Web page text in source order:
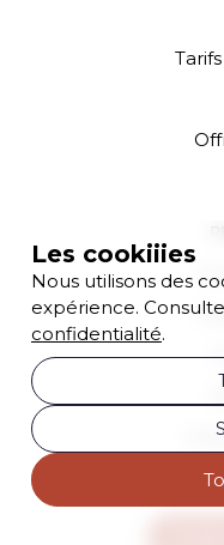
Les cookiiies
Nous utilisons des
expérience.
confidentialité.